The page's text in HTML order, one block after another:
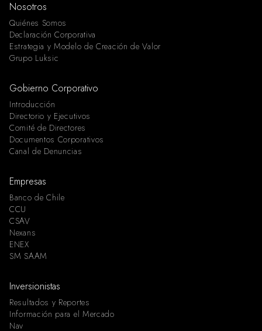
Nosotros
Quiénes Somos
Declaración Corporativa
Estrategia y Modelo de Creación de Valor
Grupo Luksic
Gobierno Corporativo
Introducción
Directorio y Ejecutivos
Comité de Directores
Documentos Corporativos
Canal de Denuncias
Empresas
Banco de Chile
CCU
CSAV
Nexans
ENEX
SM SAAM
Inversionistas
Resultados y Reportes
Información para el Mercado
Nav